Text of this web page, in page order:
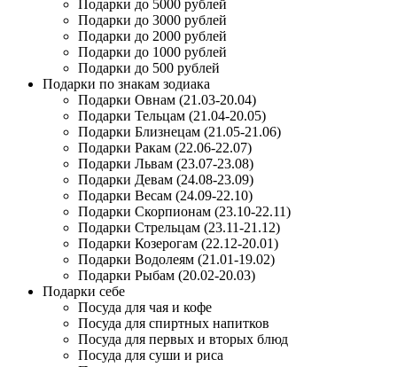
Подарки до 5000 рублей
Подарки до 3000 рублей
Подарки до 2000 рублей
Подарки до 1000 рублей
Подарки до 500 рублей
Подарки по знакам зодиака
Подарки Овнам (21.03-20.04)
Подарки Тельцам (21.04-20.05)
Подарки Близнецам (21.05-21.06)
Подарки Ракам (22.06-22.07)
Подарки Львам (23.07-23.08)
Подарки Девам (24.08-23.09)
Подарки Весам (24.09-22.10)
Подарки Скорпионам (23.10-22.11)
Подарки Стрельцам (23.11-21.12)
Подарки Козерогам (22.12-20.01)
Подарки Водолеям (21.01-19.02)
Подарки Рыбам (20.02-20.03)
Подарки себе
Посуда для чая и кофе
Посуда для спиртных напитков
Посуда для первых и вторых блюд
Посуда для суши и риса